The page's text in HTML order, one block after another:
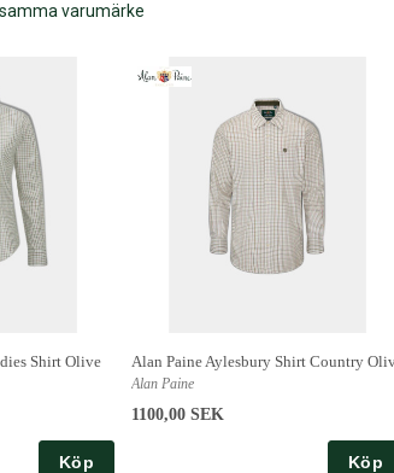
varumärke
Shirt Olive
Köp
Alan Paine Aylesbury Shirt Country
Alan Paine
1100,00 SEK
Köp